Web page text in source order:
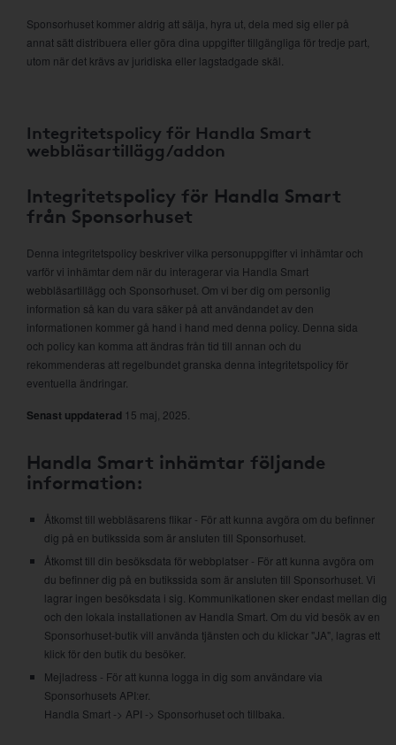
Sponsorhuset kommer aldrig att sälja, hyra ut, dela med sig eller på
annat sätt distribuera eller göra dina uppgifter tillgängliga för tredje part,
utom när det krävs av juridiska eller lagstadgade skäl.
Integritetspolicy för Handla Smart
webbläsartillägg/addon
Integritetspolicy för Handla Smart
från Sponsorhuset
Denna integritetspolicy beskriver vilka personuppgifter vi inhämtar och
varför vi inhämtar dem när du interagerar via Handla Smart
webbläsartillägg och Sponsorhuset. Om vi ber dig om personlig
information så kan du vara säker på att användandet av den
informationen kommer gå hand i hand med denna policy. Denna sida
och policy kan komma att ändras från tid till annan och du
rekommenderas att regelbundet granska denna integritetspolicy för
eventuella ändringar.
Senast uppdaterad 15 maj, 2025.
Handla Smart inhämtar följande
information:
Åtkomst till webbläsarens flikar - För att kunna avgöra om du befinner
dig på en butikssida som är ansluten till Sponsorhuset.
Åtkomst till din besöksdata för webbplatser - För att kunna avgöra om
du befinner dig på en butikssida som är ansluten till Sponsorhuset. Vi
lagrar ingen besöksdata i sig. Kommunikationen sker endast mellan dig
och den lokala installationen av Handla Smart. Om du vid besök av en
Sponsorhuset-butik vill använda tjänsten och du klickar "JA", lagras ett
klick för den butik du besöker.
Mejladress - För att kunna logga in dig som användare via
Sponsorhusets API:er.
Handla Smart -> API -> Sponsorhuset och tillbaka.